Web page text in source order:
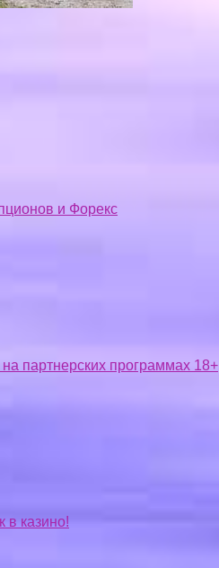
и Форекс
партнерских программах 18+
в казино!